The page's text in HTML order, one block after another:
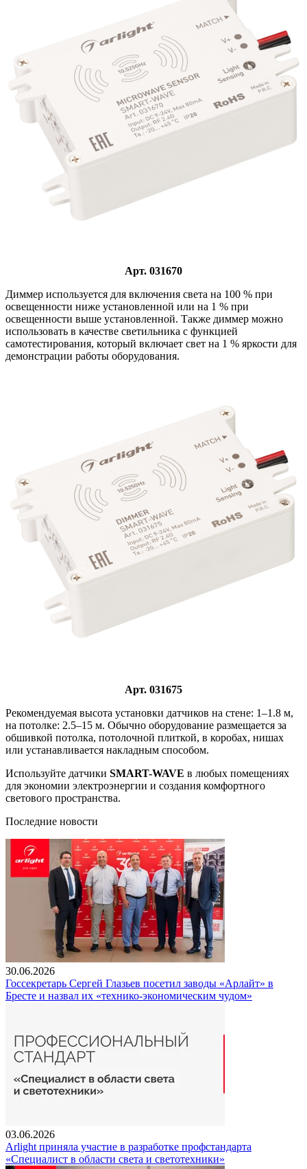
Арт. 031670
Диммер используется для включения света на 100 % при
освещенности ниже установленной или на 1 % при
освещенности выше установленной. Также диммер можно
использовать в качестве светильника с функцией
самотестирования, который включает свет на 1 % яркости для
демонстрации работы оборудования.
Арт. 031675
Рекомендуемая высота установки датчиков на стене: 1–1.8 м,
на потолке: 2.5–15 м. Обычно оборудование размещается за
обшивкой потолка, потолочной плиткой, в коробах, нишах
или устанавливается накладным способом.
Используйте датчики SMART-WAVE в любых помещениях
для экономии электроэнергии и создания комфортного
светового пространства.
Последние новости
30.06.2026
Госсекретарь Сергей Глазьев посетил заводы «Арлайт» в
Бресте и назвал их «технико-экономическим чудом»
03.06.2026
Arlight приняла участие в разработке профстандарта
«Специалист в области света и светотехники»